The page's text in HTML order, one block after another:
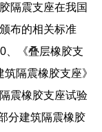
隔震支座在我国
布的相关标准
、《叠层橡胶支
隔震橡胶支座》
震橡胶支座试验
分建筑隔震橡胶